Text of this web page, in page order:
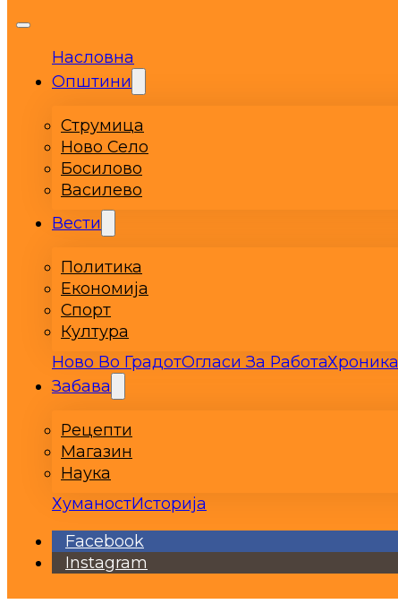
Насловна
Општини
Струмица
Ново Село
Босилово
Василево
Вести
Политика
Економија
Спорт
Култура
Ново Во ГрадотОгласи За РаботаХроника
Забава
Рецепти
Магазин
Наука
ХуманостИсторија
Facebook
Instagram